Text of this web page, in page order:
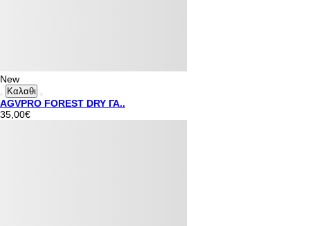
New
Καλαθι
AGVPRO FOREST DRY ΓΑ..
35,00€